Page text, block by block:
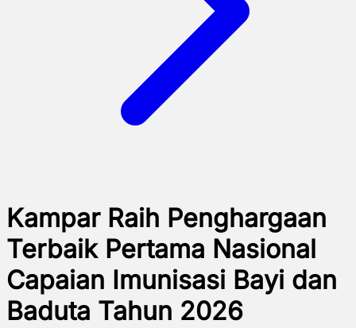
Kampar Raih Penghargaan
Terbaik Pertama Nasional
Capaian Imunisasi Bayi dan
Baduta Tahun 2026